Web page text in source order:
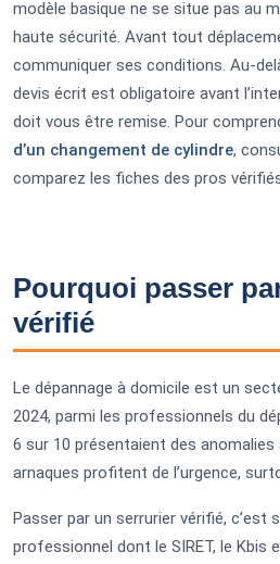
modèle basique ne se situe pas au
haute sécurité. Avant tout
communiquer ses conditions. Au-
devis écrit est obligatoire avant
doit vous être remise. Pour
d’un changement de cylindre,
comparez les fiches des pros
Pourquoi passer
vérifié
Le dépannage à domicile est un
2024, parmi les professionnels du
6 sur 10 présentaient des anomalies
arnaques profitent de l’urgence,
Passer par un serrurier vérifié, c’est
professionnel dont le SIRET, le Kbis